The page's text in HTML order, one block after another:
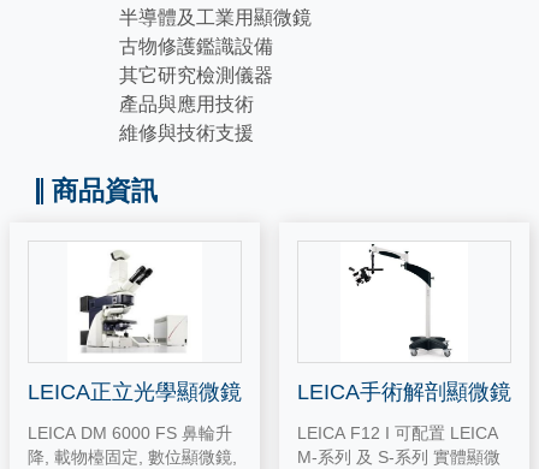
半導體及工業用顯微鏡
古物修護鑑識設備
其它研究檢測儀器
產品與應用技術
維修與技術支援
商品資訊
LEICA正立光學顯微鏡
LEICA DM 6000 FS 鼻輪升
降, 載物檯固定, 數位顯微鏡,
LEICA手術解剖顯微鏡
LEICA F12 I 可配置 LEICA
M-系列 及 S-系列 實體顯微